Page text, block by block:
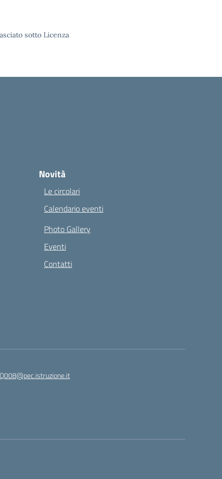
sotto Licenza
Novità
Le circolari
Calendario eventi
Photo Gallery
Eventi
Contatti